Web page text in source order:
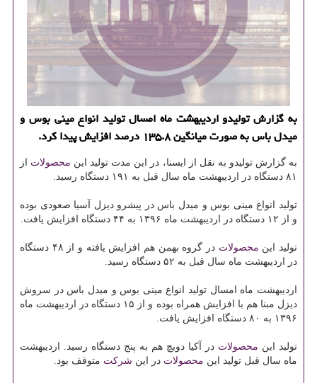
به گزارش تولیدو اردیبهشت ماه امسال تولید انواع مینی بوس و
میدل باس به صورت میانگین ۱۳۵.۸ درصد افزایش پیدا كرد.
به گزارش تولیدو به نقل از ایسنا، در این مدت تولید این محصولات از
۸۱ دستگاه در اردیبهشت ماه سال قبل به ۱۹۱ دستگاه رسید.
تولید انواع مینی بوس و میدل باس در پیشرو دیزل آسیا صعودی بوده
و از ۱۲ دستگاه در اردیبهشت ماه ۱۳۹۶ به ۴۴ دستگاه افزایش یافت.
تولید این محصولات
در گروه بهمن هم افزایش یافته و از ۴۸ دستگاه
در اردیبهشت ماه سال قبل به ۵۲ دستگاه رسید.
اردیبهشت ماه امسال تولید انواع مینی بوس و میدل باس در سروش
دیزل مبنا هم با افزایش همراه بوده و از ۱۵ دستگاه در اردیبهشت ماه
۱۳۹۶ به ۸۰ دستگاه افزایش یافت.
تولید این محصولات در آكیا دویچ هم به پنج دستگاه رسید. اردیبهشت
ماه سال قبل تولید این محصولات در این شركت متوقف بود.